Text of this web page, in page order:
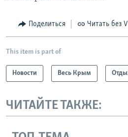
Поделиться Читать без
This item is part of
Новости Весь Крым
ЧИТАЙТЕ ТАКЖЕ: